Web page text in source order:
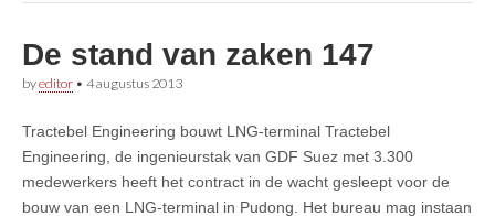
De stand van zaken 147
byeditor • 4 augustus 2013
Tractebel Engineering bouwt LNG-terminal Tractebel
Engineering, de ingenieurstak van GDF Suez met 3.300
medewerkers heeft het contract in de wacht gesleept voor de
bouw van een LNG-terminal in Pudong. Het bureau mag instaan